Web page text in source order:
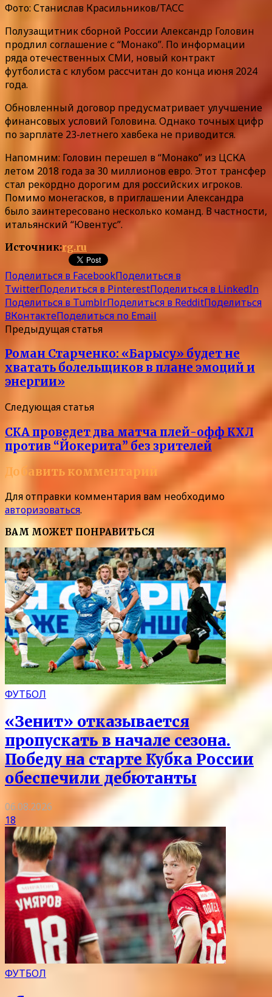
Фото: Станислав Красильников/ТАСС
Полузащитник сборной России Александр Головин
продлил соглашение с “Монако”. По информации
ряда отечественных СМИ, новый контракт
футболиста с клубом рассчитан до конца июня 2024
года.
Обновленный договор предусматривает улучшение
финансовых условий Головина. Однако точных цифр
по зарплате 23-летнего хавбека не приводится.
Напомним: Головин перешел в “Монако” из ЦСКА
летом 2018 года за 30 миллионов евро. Этот трансфер
стал рекордно дорогим для российских игроков.
Помимо монегасков, в приглашении Александра
было заинтересовано несколько команд. В частности,
итальянский “Ювентус”.
Источник:rg.ru
Поделиться в FacebookПоделиться в
TwitterПоделиться в PinterestПоделиться в LinkedIn
Поделиться в TumblrПоделиться в RedditПоделиться
ВКонтактеПоделиться по Email
Предыдущая статья
Роман Старченко: «Барысу» будет не
хватать болельщиков в плане эмоций и
энергии»
Следующая статья
СКА проведет два матча плей-офф КХЛ
против “Йокерита” без зрителей
Добавить комментарий
Для отправки комментария вам необходимо
авторизоваться.
ВАМ МОЖЕТ ПОНРАВИТЬСЯ
ФУТБОЛ
«Зенит» отказывается
пропускать в начале сезона.
Победу на старте Кубка России
обеспечили дебютанты
06.08.2026
18
ФУТБОЛ